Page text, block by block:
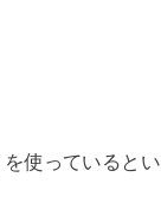
使っているとい